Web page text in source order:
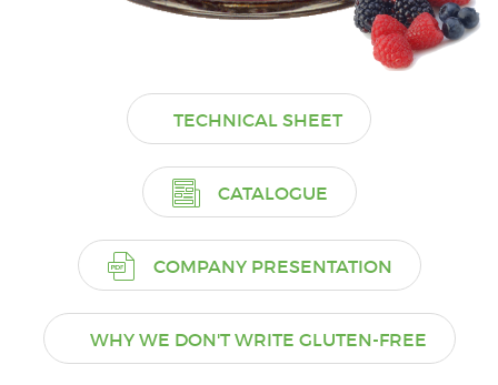
TECHNICAL SHEET
CATALOGUE
COMPANY PRESENTATION
WHY WE DON'T WRITE GLUTEN-FREE